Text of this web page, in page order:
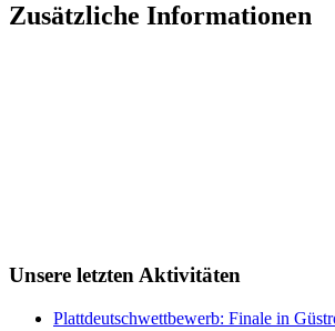
Zusätzliche Informationen
Unsere letzten Aktivitäten
Plattdeutschwettbewerb: Finale in